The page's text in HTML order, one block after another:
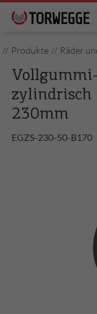
// Produkte // Räder
zylindrisch
230mm
EGZS-230-50-B170